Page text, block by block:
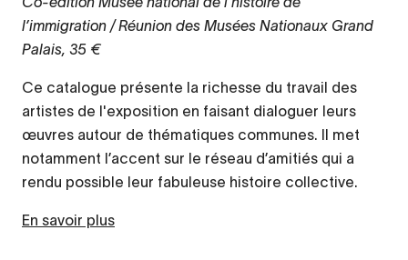
l’immigration / Réunion des Musées Nationaux Grand
Palais, 35 €
Ce catalogue présente la richesse du travail des
artistes de l'exposition en faisant dialoguer leurs
œuvres autour de thématiques communes. Il met
notamment l’accent sur le réseau d’amitiés qui a
rendu possible leur fabuleuse histoire collective.
En savoir plus